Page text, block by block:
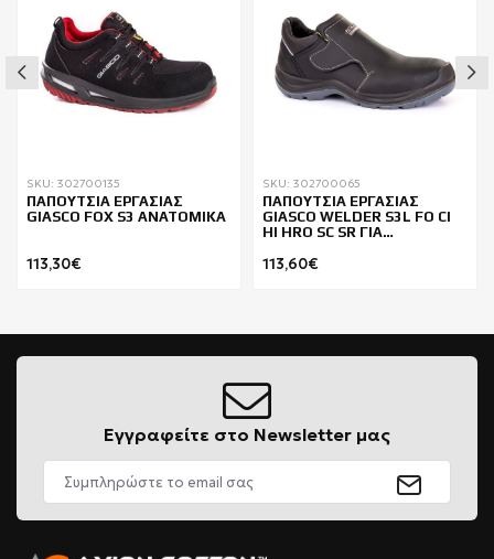
SKU: 302700135
ΠΑΠΟΥΤΣΙΑ ΕΡΓΑΣΙΑΣ
GIASCO FOX S3 ΑΝΑΤΟΜΙΚΑ
113,30€
SKU: 302700065
ΠΑΠΟΥΤΣΙΑ ΕΡΓΑΣΙΑΣ
GIASCO WELDER S3L FO CI
HI HRO SC SR ΓΙΑ
113,60€
Εγγραφείτε στο Newsletter μας